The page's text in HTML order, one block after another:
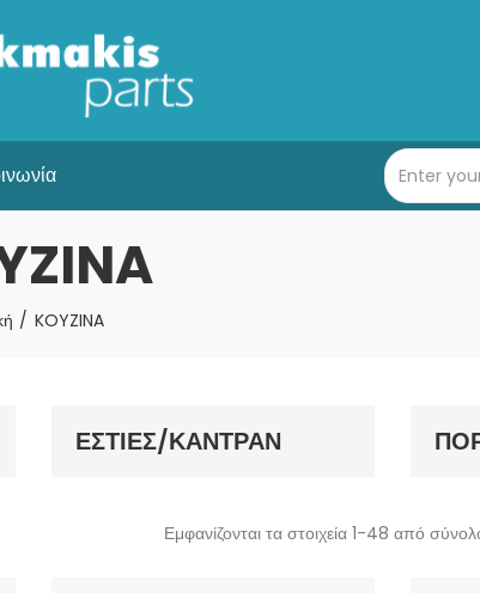
KOYZINA
ΕΣΤΙΕΣ/ΚΑΝΤΡΑΝ
Εμφανίζονται τα στοιχεία 1-48 από